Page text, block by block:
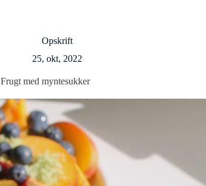
Opskrift
25, okt, 2022
Frugt med myntesukker